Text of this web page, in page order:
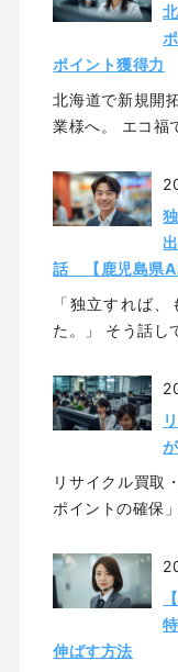
ポイント獲得力
北海道で新規開
業様へ。 エコ福
話 【鹿児島県A
「独立すれば
た。」 そう話し
リサイクル買取
ポイントの確保
伸ばす方法